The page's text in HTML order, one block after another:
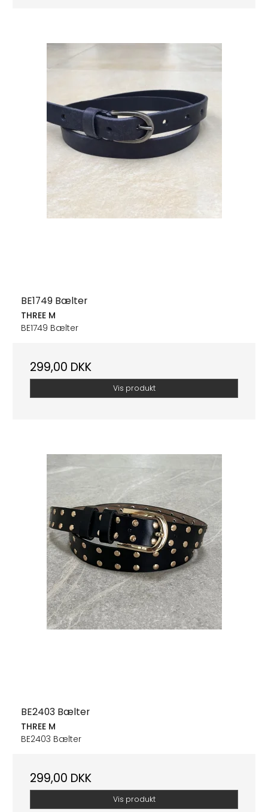
BE1749 Bælter
THREE M
BE1749 Bælter
299,00 DKK
Vis produkt
BE2403 Bælter
THREE M
BE2403 Bælter
299,00 DKK
Vis produkt